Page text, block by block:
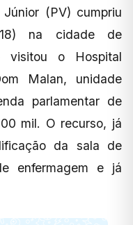
(PV) cumpriu
na cidade de
visitou o Hospital
Malan, unidade
parlamentar de
mil. O recurso, já
da sala de
enfermagem e já